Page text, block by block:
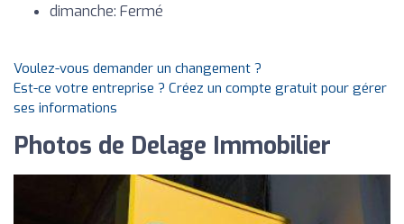
dimanche: Fermé
Voulez-vous demander un changement ?
Est-ce votre entreprise ? Créez un compte gratuit pour gérer
ses informations
Photos de Delage Immobilier